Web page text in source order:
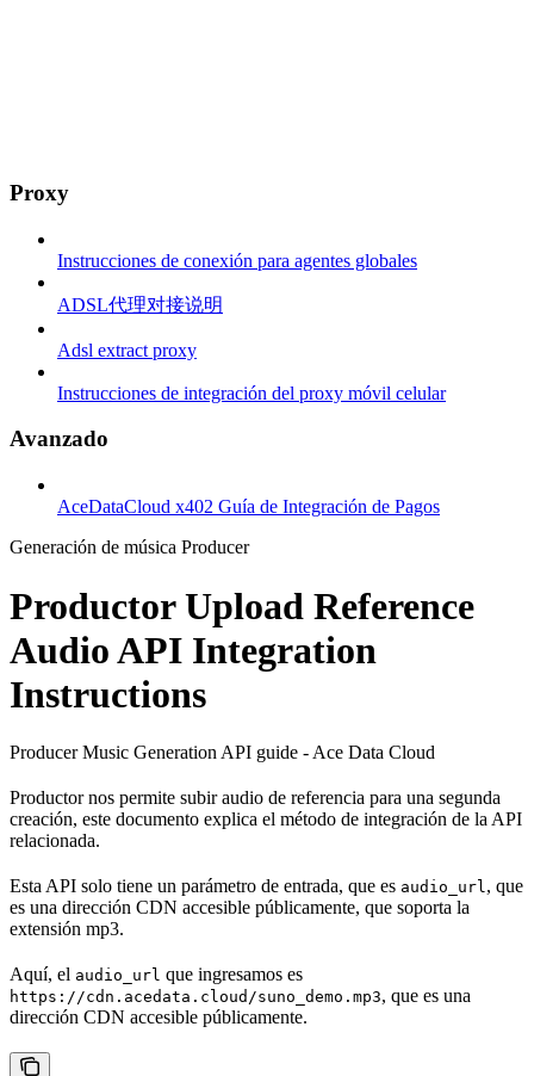
Proxy
Instrucciones de conexión para agentes globales
ADSL代理对接说明
Adsl extract proxy
Instrucciones de integración del proxy móvil celular
Avanzado
AceDataCloud x402 Guía de Integración de Pagos
Generación de música Producer
Productor Upload Reference
Audio API Integration
Instructions
Producer Music Generation API guide - Ace Data Cloud
Productor nos permite subir audio de referencia para una segunda
creación, este documento explica el método de integración de la API
relacionada.
Esta API solo tiene un parámetro de entrada, que es audio_url, que
es una dirección CDN accesible públicamente, que soporta la
extensión mp3.
Aquí, el audio_url que ingresamos es
https://cdn.acedata.cloud/suno_demo.mp3, que es una
dirección CDN accesible públicamente.